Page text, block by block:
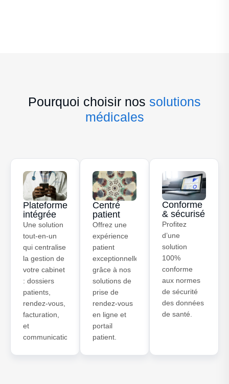
Pourquoi choisir nos solutions
médicales
Plateforme
intégrée
Une solution
tout-en-un
qui centralise
la gestion de
votre cabinet
: dossiers
patients,
rendez-vous,
facturation,
et
communication.
Centré
patient
Offrez une
expérience
patient
exceptionnelle
grâce à nos
solutions de
prise de
rendez-vous
en ligne et
portail
patient.
Conforme
& sécurisé
Profitez
d’une
solution
100%
conforme
aux normes
de sécurité
des données
de santé.